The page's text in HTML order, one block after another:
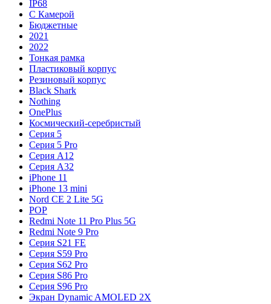
IP68
С Камерой
Бюджетные
2021
2022
Тонкая рамка
Пластиковый корпус
Резиновый корпус
Black Shark
Nothing
OnePlus
Космический-серебристый
Серия 5
Серия 5 Pro
Серия A12
Серия A32
iPhone 11
iPhone 13 mini
Nord CE 2 Lite 5G
POP
Redmi Note 11 Pro Plus 5G
Redmi Note 9 Pro
Серия S21 FE
Серия S59 Pro
Серия S62 Pro
Серия S86 Pro
Серия S96 Pro
Экран Dynamic AMOLED 2X